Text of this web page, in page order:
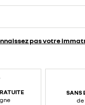
pas votre
SANS